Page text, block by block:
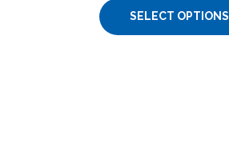
SELECT OPTIONS